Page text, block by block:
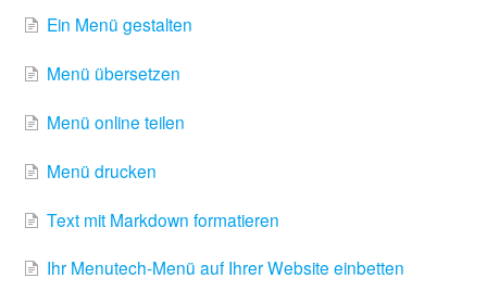
Ein Menü gestalten
Menü übersetzen
Menü online teilen
Menü drucken
Text mit Markdown formatieren
Ihr Menutech-Menü auf Ihrer Website einbetten